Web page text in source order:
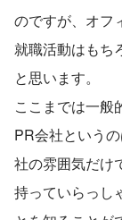
のですが、オフ
就職活動はもち
と思います。
ここまでは一般
PR会社という
社の雰囲気だけ
持っていらっし